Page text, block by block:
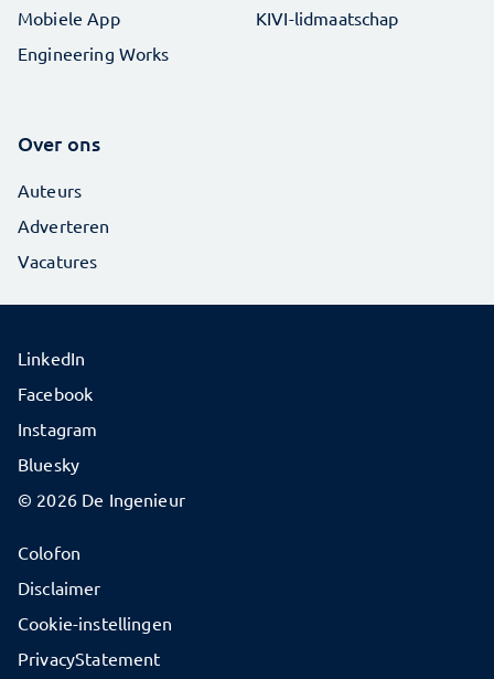
Mobiele App
Engineering Works
KIVI-lidmaatschap
Over ons
Auteurs
Adverteren
Vacatures
© 2026 De Ingenieur
Colofon
Disclaimer
Cookie-instellingen
PrivacyStatement
LinkedIn
Facebook
Instagram
Bluesky